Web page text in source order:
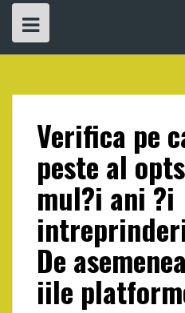
Verifica pe
peste al
mul?i ani ?i
De
iile